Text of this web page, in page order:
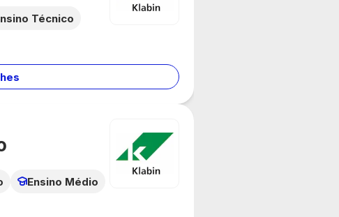
Técnico
Ensino Médio